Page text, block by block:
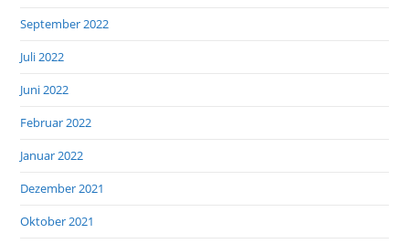
September 2022
Juli 2022
Juni 2022
Februar 2022
Januar 2022
Dezember 2021
Oktober 2021